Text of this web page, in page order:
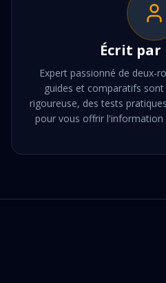
Écrit par
Expert passionné de deux-
guides et comparatifs
rigoureuse, des tests
pour vous offrir l'information